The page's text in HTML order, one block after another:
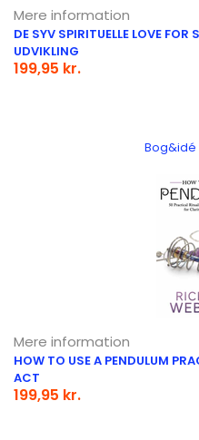
Mere information
DE SYV SPIRITUELLE LOVE
UDVIKLING
199,95 kr.
Bog&idé
Mere information
HOW TO USE A PENDULUM
ACT
199,95 kr.